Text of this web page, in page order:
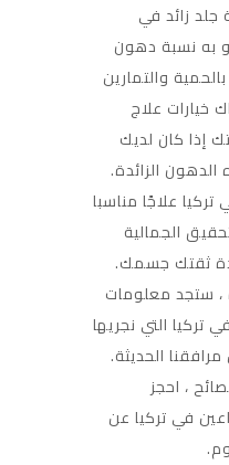
زائد في
به نسبة دهون
والتمارين
خيارات علاج
إذا كان لديك
الزائدة.
علاجًا مناسبا
الجمالية
ثقتك جسمك.
، ستجد معلومات
التي نجريها
الحديثة.
، احجز
في تركيا عن